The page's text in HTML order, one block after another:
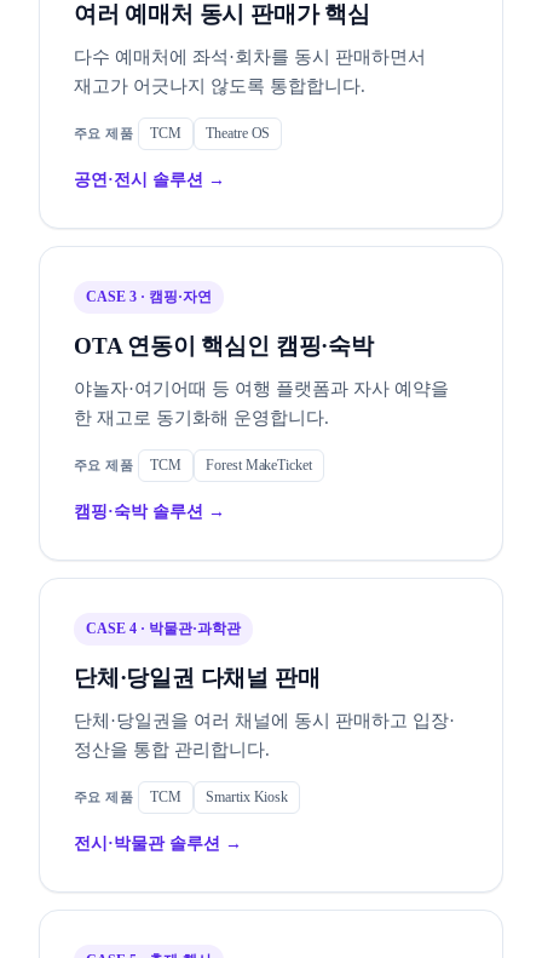
여러 예매처 동시 판매가 핵심
다수 예매처에 좌석·회차를 동시 판매하면서
재고가 어긋나지 않도록 통합합니다.
TCM Theatre OS
공연·전시 솔루션 →
CASE 3 · 캠핑·자연
OTA 연동이 핵심인 캠핑·숙박
야놀자·여기어때 등 여행 플랫폼과 자사 예약을
한 재고로 동기화해 운영합니다.
TCM Forest MakeTicket
캠핑·숙박 솔루션 →
CASE 4 · 박물관·과학관
단체·당일권 다채널 판매
단체·당일권을 여러 채널에 동시 판매하고 입장·
정산을 통합 관리합니다.
TCM Smartix Kiosk
전시·박물관 솔루션 →